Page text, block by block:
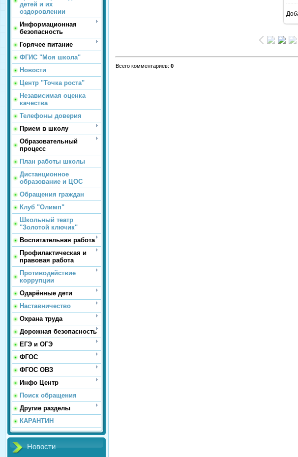
детей и их
оздоровлении
Информационная
безопасность
Горячее питание
ФГИС "Моя школа"
Новости
Центр "Точка роста"
Независимая оценка
качества
Телефоны доверия
Прием в школу
Образовательный
процесс
План работы школы
Дистанционное
образование и ЦОС
Обращения граждан
Клуб "Олимп"
Школьный театр
"Золотой ключик"
Воспитательная работа
Профилактическая и
правовая работа
Противодействие
коррупции
Одарённые дети
Наставничество
Охрана труда
Дорожная безопасность
ЕГЭ и ОГЭ
ФГОС
ФГОС ОВЗ
Инфо Центр
Поиск обращения
Другие разделы
КАРАНТИН
Новости
Всего комментариев: 0